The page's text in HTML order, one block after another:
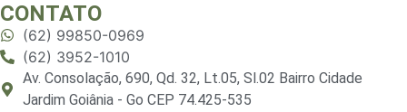
CONTATO
(62) 99850-0969
(62) 3952-1010
Av. Consolação, 690, Qd. 32, Lt.05, Sl.02 Bairro Cidade
Jardim Goiânia - Go CEP 74.425-535